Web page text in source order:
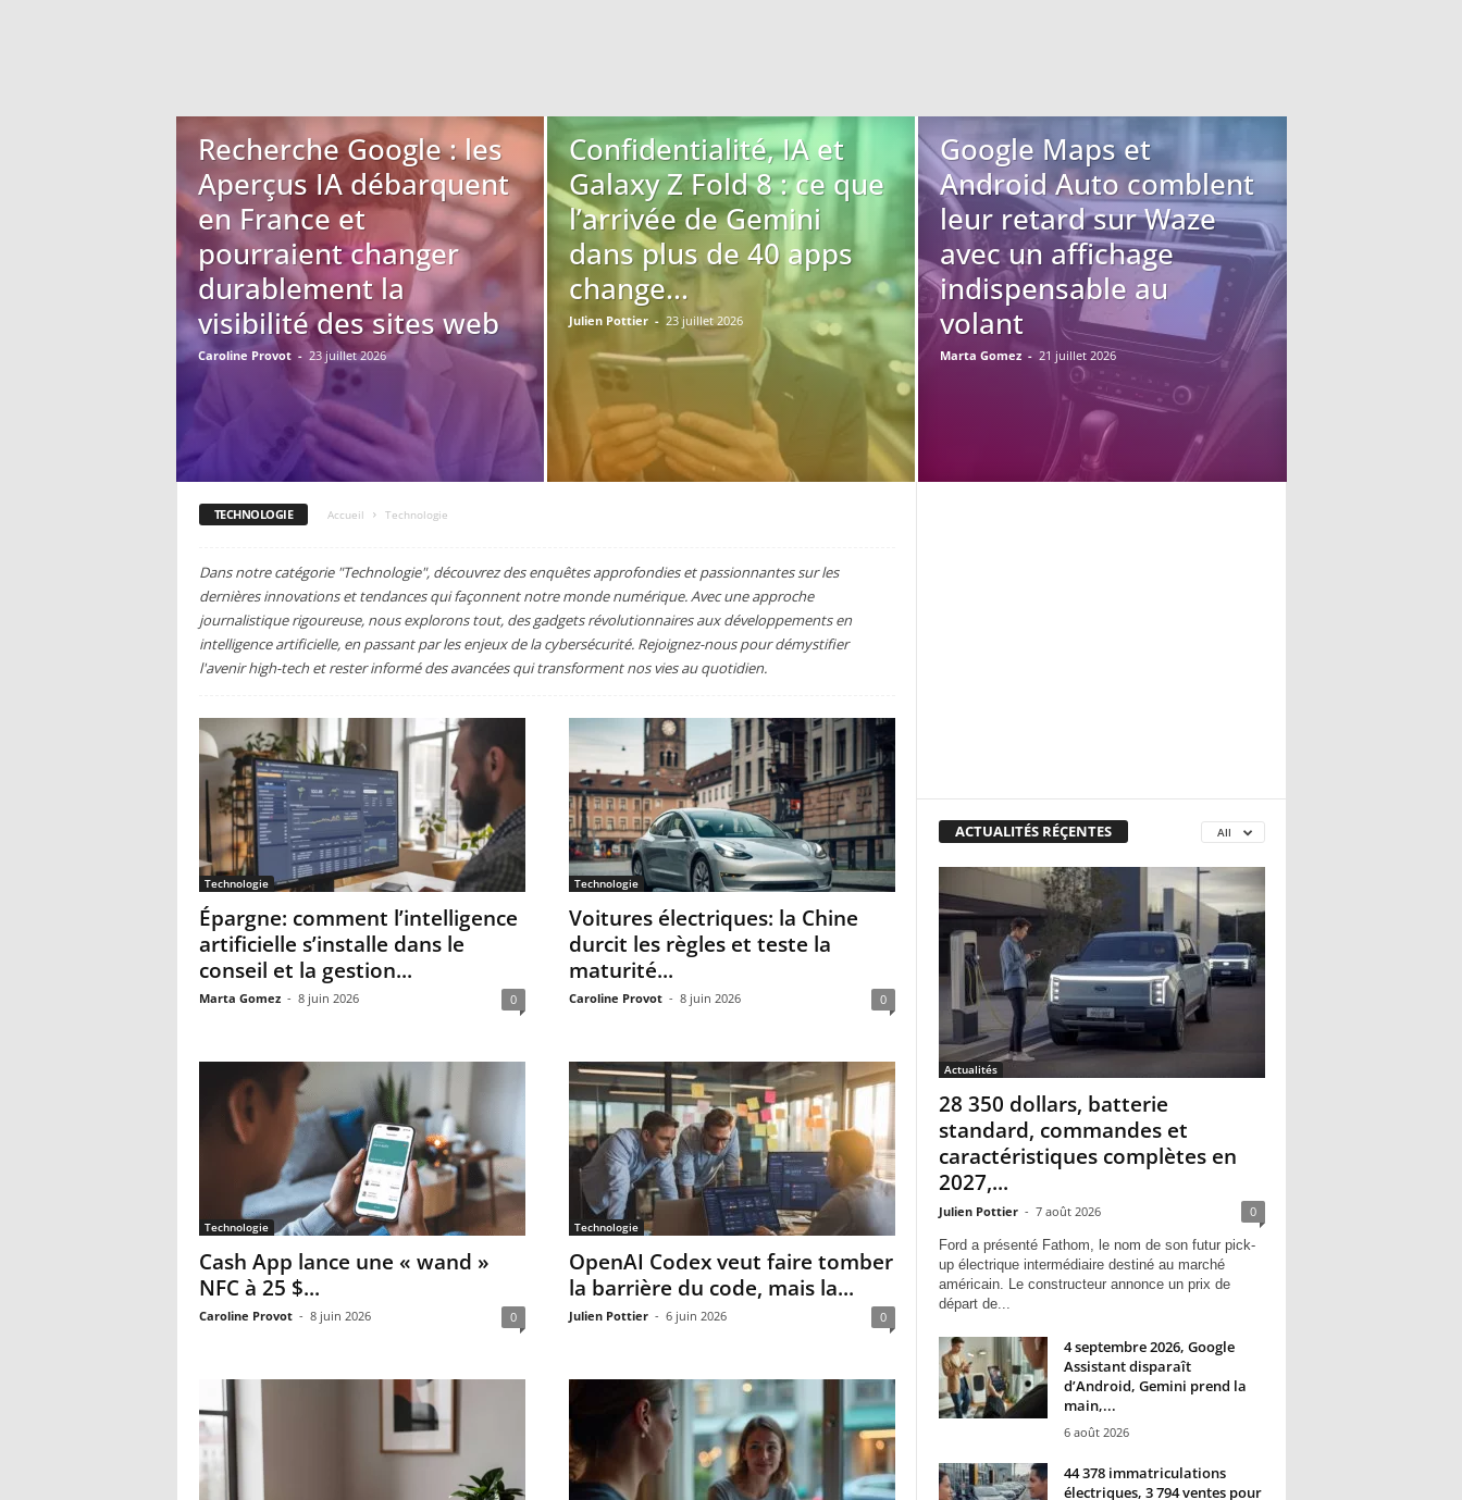
Recherche Google : les
Aperçus IA débarquent
en France et
pourraient changer
durablement la
visibilité des sites web
Caroline Provot - 23 juillet 2026
Confidentialité, IA et
Galaxy Z Fold 8 : ce que
l’arrivée de Gemini
dans plus de 40 apps
change...
Julien Pottier - 23 juillet 2026
Google Maps et
Android Auto comblent
leur retard sur Waze
avec un affichage
indispensable au
volant
Marta Gomez - 21 juillet 2026
TECHNOLOGIE Accueil Technologie
Dans notre catégorie "Technologie", découvrez des enquêtes approfondies et passionnantes sur les
dernières innovations et tendances qui façonnent notre monde numérique. Avec une approche
journalistique rigoureuse, nous explorons tout, des gadgets révolutionnaires aux développements en
intelligence artificielle, en passant par les enjeux de la cybersécurité. Rejoignez-nous pour démystifier
l'avenir high-tech et rester informé des avancées qui transforment nos vies au quotidien.
Technologie
Épargne: comment l’intelligence
artificielle s’installe dans le
conseil et la gestion...
Marta Gomez - 8 juin 2026 0
Technologie
Voitures électriques: la Chine
durcit les règles et teste la
maturité...
Caroline Provot - 8 juin 2026 0
Technologie
Cash App lance une « wand »
NFC à 25 $...
Caroline Provot - 8 juin 2026 0
Technologie
OpenAI Codex veut faire tomber
la barrière du code, mais la...
Julien Pottier - 6 juin 2026 0
ACTUALITÉS RÉÇENTES All
Actualités
28 350 dollars, batterie
standard, commandes et
caractéristiques complètes en
2027,...
Julien Pottier - 7 août 2026 0
Ford a présenté Fathom, le nom de son futur pick-
up électrique intermédiaire destiné au marché
américain. Le constructeur annonce un prix de
départ de...
4 septembre 2026, Google
Assistant disparaît
d’Android, Gemini prend la
main,...
6 août 2026
44 378 immatriculations
électriques, 3 794 ventes pour